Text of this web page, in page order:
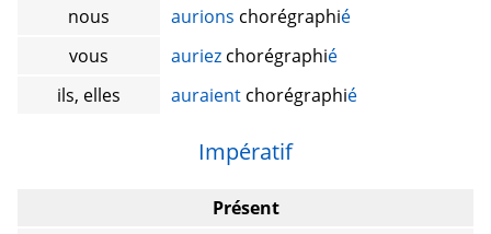
nous
aurions chorégraphié
vous
auriez chorégraphié
ils, elles
auraient chorégraphié
Impératif
Présent